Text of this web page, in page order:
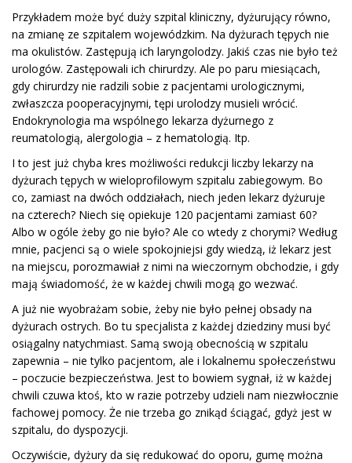
Przykładem może być duży szpital kliniczny, dyżurujący równo,
na zmianę ze szpitalem wojewódzkim. Na dyżurach tępych nie
ma okulistów. Zastępują ich laryngolodzy. Jakiś czas nie było też
urologów. Zastępowali ich chirurdzy. Ale po paru miesiącach,
gdy chirurdzy nie radzili sobie z pacjentami urologicznymi,
zwłaszcza pooperacyjnymi, tępi urolodzy musieli wrócić.
Endokrynologia ma wspólnego lekarza dyżurnego z
reumatologią, alergologia – z hematologią. Itp.
I to jest już chyba kres możliwości redukcji liczby lekarzy na
dyżurach tępych w wieloprofilowym szpitalu zabiegowym. Bo
co, zamiast na dwóch oddziałach, niech jeden lekarz dyżuruje
na czterech? Niech się opiekuje 120 pacjentami zamiast 60?
Albo w ogóle żeby go nie było? Ale co wtedy z chorymi? Według
mnie, pacjenci są o wiele spokojniejsi gdy wiedzą, iż lekarz jest
na miejscu, porozmawiał z nimi na wieczornym obchodzie, i gdy
mają świadomość, że w każdej chwili mogą go wezwać.
A już nie wyobrażam sobie, żeby nie było pełnej obsady na
dyżurach ostrych. Bo tu specjalista z każdej dziedziny musi być
osiągalny natychmiast. Samą swoją obecnością w szpitalu
zapewnia – nie tylko pacjentom, ale i lokalnemu społeczeństwu
– poczucie bezpieczeństwa. Jest to bowiem sygnał, iż w każdej
chwili czuwa ktoś, kto w razie potrzeby udzieli nam niezwłocznie
fachowej pomocy. Że nie trzeba go znikąd ściągać, gdyż jest w
szpitalu, do dyspozycji.
Oczywiście, dyżury da się redukować do oporu, gumę można